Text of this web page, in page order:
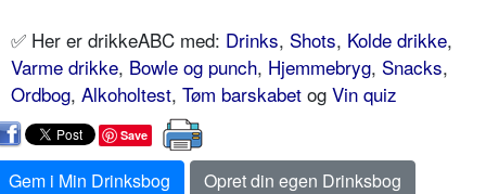
✅ Her er drikkeABC med: Drinks, Shots, Kolde drikke,
Varme drikke, Bowle og punch, Hjemmebryg, Snacks,
Ordbog, Alkoholtest, Tøm barskabet og Vin quiz
Save
Gem i Min Drinksbog
Opret din egen Drinksbog